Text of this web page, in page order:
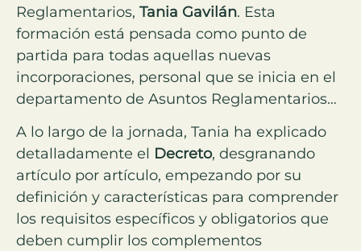
Reglamentarios, Tania Gavilán. Esta
formación está pensada como punto de
partida para todas aquellas nuevas
incorporaciones, personal que se inicia en el
departamento de Asuntos Reglamentarios…
A lo largo de la jornada, Tania ha explicado
detalladamente el Decreto, desgranando
artículo por artículo, empezando por su
definición y características para comprender
los requisitos específicos y obligatorios que
deben cumplir los complementos